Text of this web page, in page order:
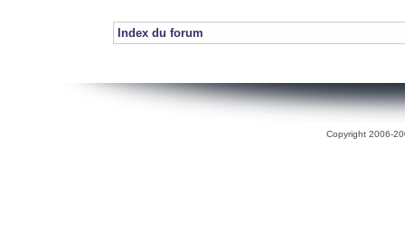
Index du forum
Copyright 2006-